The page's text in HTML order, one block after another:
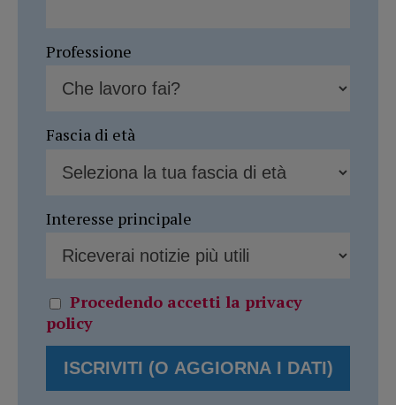
Professione
Fascia di età
Interesse principale
Procedendo accetti la privacy
policy